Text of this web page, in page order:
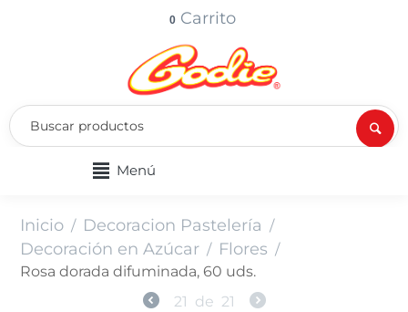
0 Carrito
Menú
Inicio / Decoracion Pastelería /
Decoración en Azúcar / Flores /
Rosa dorada difuminada, 60 uds.
21 de 21